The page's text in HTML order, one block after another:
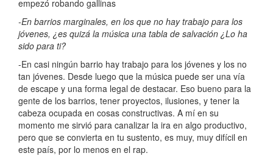
empezó robando gallinas
-En barrios marginales, en los que no hay trabajo para los
jóvenes, ¿es quizá la música una tabla de salvación ¿Lo ha
sido para ti?
-En casi ningún barrio hay trabajo para los jóvenes y los no
tan jóvenes. Desde luego que la música puede ser una vía
de escape y una forma legal de destacar. Eso bueno para la
gente de los barrios, tener proyectos, ilusiones, y tener la
cabeza ocupada en cosas constructivas. A mí en su
momento me sirvió para canalizar la ira en algo productivo,
pero que se convierta en tu sustento, es muy, muy difícil en
este país, por lo menos en el rap.